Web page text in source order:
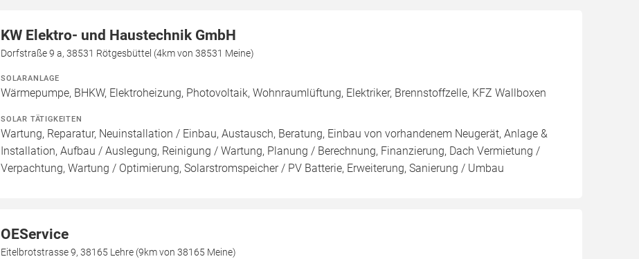
KW Elektro- und Haustechnik GmbH
Dorfstraße 9 a, 38531 Rötgesbüttel (4km von 38531 Meine)
SOLARANLAGE
Wärmepumpe, BHKW, Elektroheizung, Photovoltaik, Wohnraumlüftung, Elektriker, Brennstoffzelle, KFZ Wallboxen
SOLAR TÄTIGKEITEN
Wartung, Reparatur, Neuinstallation / Einbau, Austausch, Beratung, Einbau von vorhandenem Neugerät, Anlage &
Installation, Aufbau / Auslegung, Reinigung / Wartung, Planung / Berechnung, Finanzierung, Dach Vermietung /
Verpachtung, Wartung / Optimierung, Solarstromspeicher / PV Batterie, Erweiterung, Sanierung / Umbau
OEService
Eitelbrotstrasse 9, 38165 Lehre (9km von 38165 Meine)